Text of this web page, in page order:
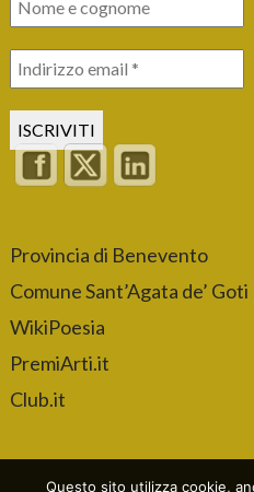
Provincia di Benevento
Comune Sant’Agata de’ Goti
WikiPoesia
PremiArti.it
Club.it
Questo sito utilizza cookie,